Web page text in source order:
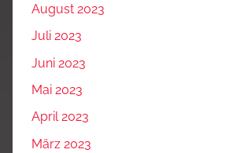
August 2023
Juli 2023
Juni 2023
Mai 2023
April 2023
März 2023